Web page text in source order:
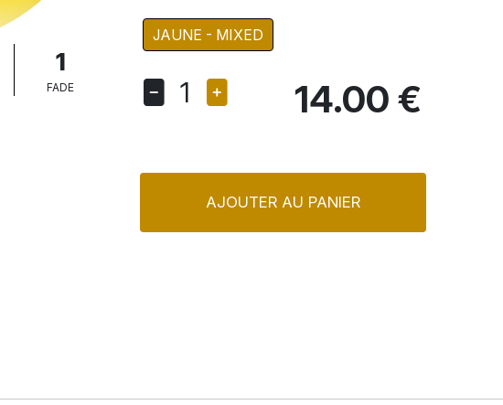
1
FADE
JAUNE - MIXED
1 14.00 €
AJOUTER AU PANIER